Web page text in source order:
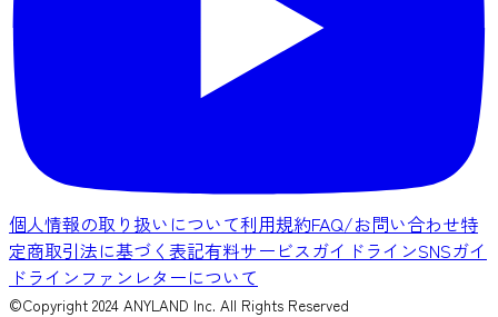
個人情報の取り扱いについて利用規約FAQ/お問い合わせ特
定商取引法に基づく表記有料サービスガイドラインSNSガイ
ドライン ファンレターについて
©Copyright 2024 ANYLAND Inc. All Rights Reserved